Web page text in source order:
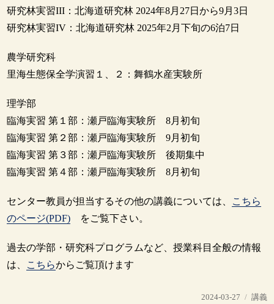
研究林実習III：北海道研究林 2024年8月27日から9月3日
研究林実習IV：北海道研究林 2025年2月下旬の6泊7日
農学研究科
里海生態保全学演習１、２：舞鶴水産実験所
理学部
臨海実習 第１部：瀬戸臨海実験所 8月初旬
臨海実習 第２部：瀬戸臨海実験所 9月初旬
臨海実習 第３部：瀬戸臨海実験所 後期集中
臨海実習 第４部：瀬戸臨海実験所 8月初旬
センター教員が担当するその他の講義については、 こちら
のページ(PDF) をご覧下さい。
過去の学部・研究科プログラムなど、授業科目全般の情報
は、 こちらからご覧頂けます
投
2024-03-27
カ
講義